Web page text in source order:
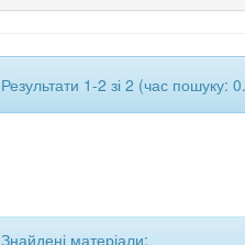
Результати 1-2 зі 2 (час пошуку:
Знайдені матеріали: